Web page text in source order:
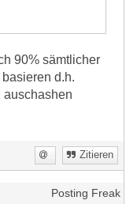
90% sämtlicher
d.h.
auschashen
Zitieren
Posting Freak